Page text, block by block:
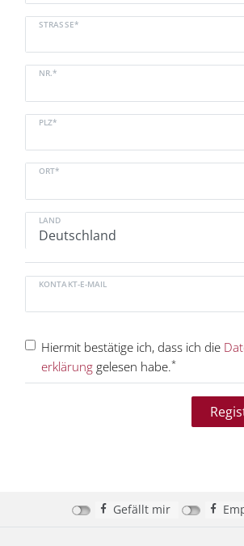
STRASSE*
NR.*
PLZ*
ORT*
LAND
KONTAKT-E-MAIL
Hiermit bestätige ich, dass ich die
erklärung gelesen habe.*
Gefällt mir